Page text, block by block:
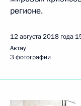
регионе.
12 августа 2018 года
Актау
3 фотографии